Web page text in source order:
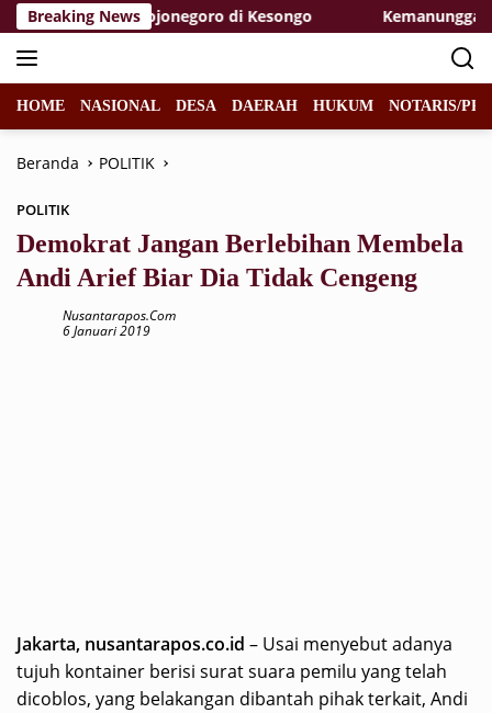
Langsung
ke
konten
Breaking News
TMMD 129 Bojonegoro di Kesongo Kemanunggalan
HOME NASIONAL DESA DAERAH HUKUM NOTARIS/
Beranda POLITIK
POLITIK
Demokrat Jangan Berlebihan Membela
Andi Arief Biar Dia Tidak Cengeng
Nusantarapos.com
6 Januari 2019
Jakarta, nusantarapos.co.id – Usai menyebut adanya
tujuh kontainer berisi surat suara pemilu yang telah
dicoblos, yang belakangan dibantah pihak terkait, Andi